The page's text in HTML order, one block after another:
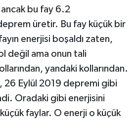
bu fay 6.2
üretir. Bu fay küçük bir
enerjisi boşaldı zaten,
değil ama onun tali
yandaki kollarından.
26 Eylül 2019 depremi gibi
Oradaki gibi enerjisini
faylar. O enerji o küçük